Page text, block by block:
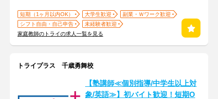
短期（1ヶ月以内OK） 大学生歓迎
副業・Ｗワーク歓迎
シフト自由・自己申告
未経験者歓迎
家庭教師のトライの求人一覧を見る
トライプラス 千歳勇舞校
【塾講師≪個別指導/中学生以上対
象/英語≫】初バイト歓迎！短期O